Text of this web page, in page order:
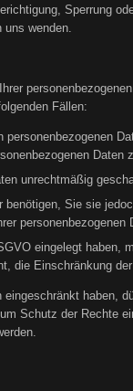
Sperrung
uns wenden.
Fällen:
Daten
unrechtmäßig
Sie sie
personenbezogenen
eingelegt
die Einschränkung
haben,
Schutz der Rechte